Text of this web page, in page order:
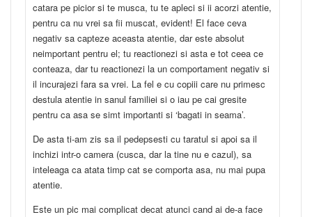
catara pe picior si te musca, tu te apleci si ii acorzi atentie,
pentru ca nu vrei sa fii muscat, evident! El face ceva
negativ sa capteze aceasta atentie, dar este absolut
neimportant pentru el; tu reactionezi si asta e tot ceea ce
conteaza, dar tu reactionezi la un comportament negativ si
il incurajezi fara sa vrei. La fel e cu copiii care nu primesc
destula atentie in sanul familiei si o iau pe cai gresite
pentru ca asa se simt importanti si ‘bagati in seama’.
De asta ti-am zis sa il pedepsesti cu taratul si apoi sa il
inchizi intr-o camera (cusca, dar la tine nu e cazul), sa
inteleaga ca atata timp cat se comporta asa, nu mai pupa
atentie.
Este un pic mai complicat decat atunci cand ai de-a face